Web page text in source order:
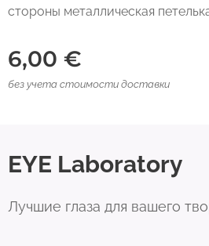
стороны металлическая
6,00 €
без учета стоимости доставки
EYE Laboratory
Лучшие глаза для вашего